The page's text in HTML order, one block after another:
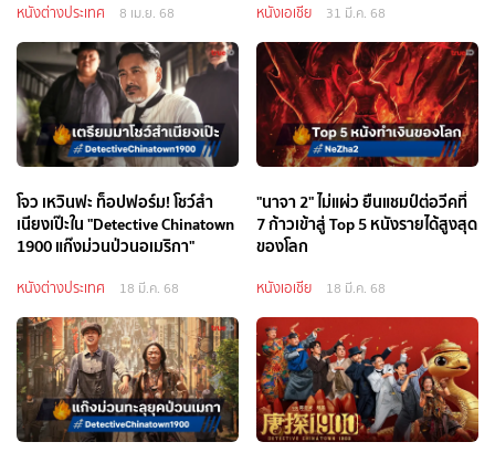
หนังต่างประเทศ 8 เม.ย. 68 หนังเอเชีย 31 มี.ค. 68
โจว เหวินฟะ ท็อปฟอร์ม! โชว์สำ
เนียงเป๊ะใน "Detective Chinatown
1900 แก๊งม่วนป่วนอเมริกา"
หนังต่างประเทศ 18 มี.ค. 68
"นาจา 2" ไม่แผ่ว ยืนแชมป์ต่อวีคที่
7 ก้าวเข้าสู่ Top 5 หนังรายได้สูงสุด
ของโลก
หนังเอเชีย 18 มี.ค. 68